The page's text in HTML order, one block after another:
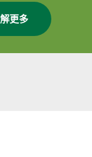
更多